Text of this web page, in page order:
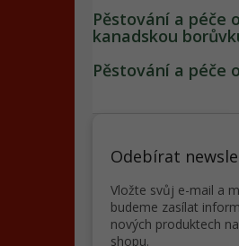
Pěstování a péče o
kanadskou
Pěstování a péče
Odebírat
Vložte svůj e-mail a
budeme zasílat
nových produktech
shopu.